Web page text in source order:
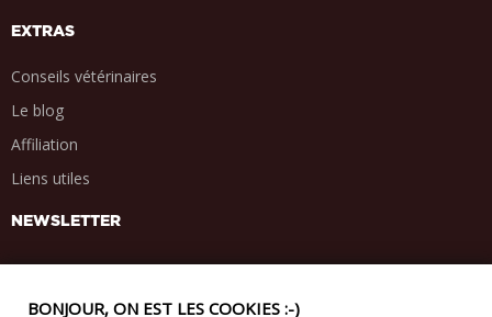
EXTRAS
Conseils vétérinaires
Le blog
Affiliation
Liens utiles
NEWSLETTER
BONJOUR, ON EST LES COOKIES :-)